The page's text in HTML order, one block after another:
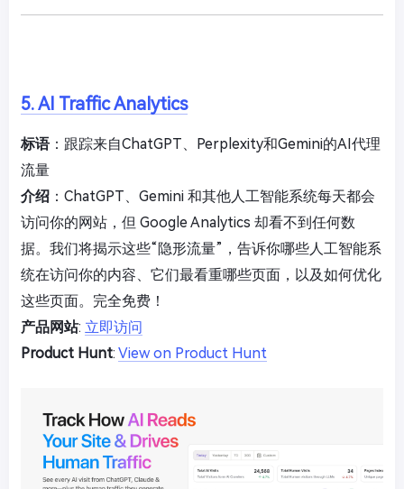
5. AI Traffic Analytics
标语：跟踪来自ChatGPT、Perplexity和Gemini的AI代理
流量
介绍 ：ChatGPT、Gemini 和其他人工智能系统每天都会
访问你的网站，但 Google Analytics 却看不到任何数
据。我们将揭示这些“隐形流量”，告诉你哪些人工智能系
统在访问你的内容、它们最看重哪些页面，以及如何优化
这些页面。完全免费！
产品网站: 立即访问
Product Hunt: View on Product Hunt